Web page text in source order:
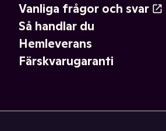
Vanliga frågor och svar
Så handlar du
Hemleverans
Färskvarugaranti